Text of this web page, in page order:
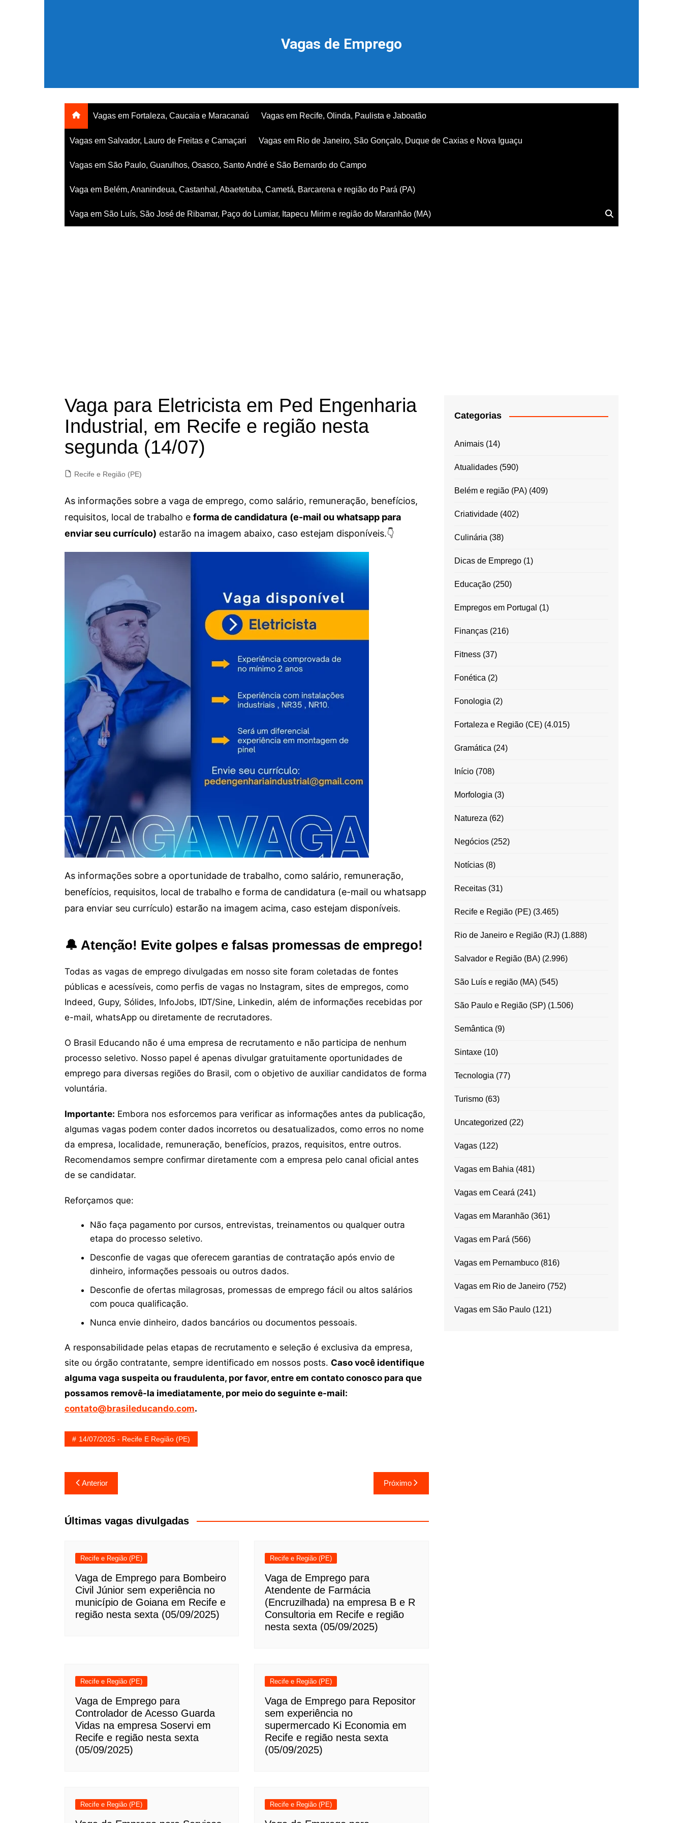
Vagas de Emprego
Vagas em Fortaleza, Caucaia e Maracanaú Vagas em Recife, Olinda, Paulista e Jaboatão
Vagas em Salvador, Lauro de Freitas e Camaçari Vagas em Rio de Janeiro, São Gonçalo, Duque de Caxias e Nova Iguaçu
Vagas em São Paulo, Guarulhos, Osasco, Santo André e São Bernardo do Campo
Vaga em Belém, Ananindeua, Castanhal, Abaetetuba, Cametá, Barcarena e região do Pará (PA)
Vaga em São Luís, São José de Ribamar, Paço do Lumiar, Itapecu Mirim e região do Maranhão (MA)
Vaga para Eletricista em Ped Engenharia
Industrial, em Recife e região nesta
segunda (14/07)
Recife e Região (PE)
As informações sobre a vaga de emprego, como salário, remuneração, benefícios,
requisitos, local de trabalho e forma de candidatura (e-mail ou whatsapp para
enviar seu currículo) estarão na imagem abaixo, caso estejam disponíveis.👇
As informações sobre a oportunidade de trabalho, como salário, remuneração,
benefícios, requisitos, local de trabalho e forma de candidatura (e-mail ou whatsapp
para enviar seu currículo) estarão na imagem acima, caso estejam disponíveis.
🔔 Atenção! Evite golpes e falsas promessas de emprego!
Todas as vagas de emprego divulgadas em nosso site foram coletadas de fontes
públicas e acessíveis, como perfis de vagas no Instagram, sites de empregos, como
Indeed, Gupy, Sólides, InfoJobs, IDT/Sine, Linkedin, além de informações recebidas por
e-mail, whatsApp ou diretamente de recrutadores.
O Brasil Educando não é uma empresa de recrutamento e não participa de nenhum
processo seletivo. Nosso papel é apenas divulgar gratuitamente oportunidades de
emprego para diversas regiões do Brasil, com o objetivo de auxiliar candidatos de forma
voluntária.
Importante: Embora nos esforcemos para verificar as informações antes da publicação,
algumas vagas podem conter dados incorretos ou desatualizados, como erros no nome
da empresa, localidade, remuneração, benefícios, prazos, requisitos, entre outros.
Recomendamos sempre confirmar diretamente com a empresa pelo canal oficial antes
de se candidatar.
Reforçamos que:
Não faça pagamento por cursos, entrevistas, treinamentos ou qualquer outra
etapa do processo seletivo.
Desconfie de vagas que oferecem garantias de contratação após envio de
dinheiro, informações pessoais ou outros dados.
Desconfie de ofertas milagrosas, promessas de emprego fácil ou altos salários
com pouca qualificação.
Nunca envie dinheiro, dados bancários ou documentos pessoais.
A responsabilidade pelas etapas de recrutamento e seleção é exclusiva da empresa,
site ou órgão contratante, sempre identificado em nossos posts. Caso você identifique
alguma vaga suspeita ou fraudulenta, por favor, entre em contato conosco para que
possamos removê-la imediatamente, por meio do seguinte e-mail:
contato@brasileducando.com.
14/07/2025 - Recife E Região (PE)
Navegação
de
Post
Anterior Próximo
Últimas vagas divulgadas
Recife e Região (PE)
Vaga de Emprego para Bombeiro
Civil Júnior sem experiência no
município de Goiana em Recife e
região nesta sexta (05/09/2025)
Recife e Região (PE)
Vaga de Emprego para
Atendente de Farmácia
(Encruzilhada) na empresa B e R
Consultoria em Recife e região
nesta sexta (05/09/2025)
Recife e Região (PE)
Vaga de Emprego para
Controlador de Acesso Guarda
Vidas na empresa Soservi em
Recife e região nesta sexta
(05/09/2025)
Recife e Região (PE)
Vaga de Emprego para Repositor
sem experiência no
supermercado Ki Economia em
Recife e região nesta sexta
(05/09/2025)
Recife e Região (PE) Recife e Região (PE)
Categorias
Animais(14)
Atualidades(590)
Belém e região (PA)(409)
Criatividade(402)
Culinária (38)
Dicas de Emprego(1)
Educação(250)
Empregos em Portugal (1)
Finanças(216)
Fitness(37)
Fonética (2)
Fonologia (2)
Fortaleza e Região (CE)(4.015)
Gramática (24)
Início(708)
Morfologia (3)
Natureza (62)
Negócios(252)
Notícias(8)
Receitas(31)
Recife e Região (PE)(3.465)
Rio de Janeiro e Região (RJ)(1.888)
Salvador e Região (BA)(2.996)
São Luís e região (MA)(545)
São Paulo e Região (SP)(1.506)
Semântica (9)
Sintaxe(10)
Tecnologia (77)
Turismo(63)
Uncategorized (22)
Vagas(122)
Vagas em Bahia (481)
Vagas em Ceará (241)
Vagas em Maranhão(361)
Vagas em Pará (566)
Vagas em Pernambuco(816)
Vagas em Rio de Janeiro(752)
Vagas em São Paulo(121)